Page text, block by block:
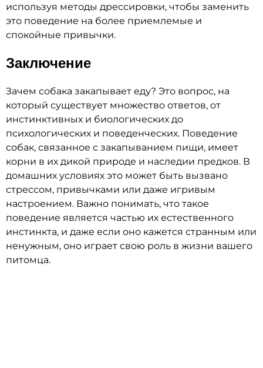
используя методы дрессировки, чтобы заменить
это поведение на более приемлемые и
спокойные привычки.
Заключение
Зачем собака закапывает еду? Это вопрос, на
который существует множество ответов, от
инстинктивных и биологических до
психологических и поведенческих. Поведение
собак, связанное с закапыванием пищи, имеет
корни в их дикой природе и наследии предков. В
домашних условиях это может быть вызвано
стрессом, привычками или даже игривым
настроением. Важно понимать, что такое
поведение является частью их естественного
инстинкта, и даже если оно кажется странным или
ненужным, оно играет свою роль в жизни вашего
питомца.